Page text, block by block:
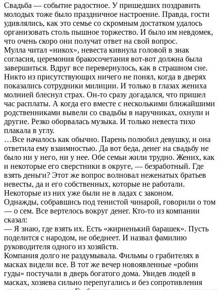
Свадьба — событие радостное. У пришедших поздравить
молодых тоже было праздничное настроение. Правда, гости
удивлялись, как это семье со скромным достатком удалось
организовать столь пышное торжество. И было им невдомек,
что очень скоро они получат ответ на свой вопрос.
Мулла читал «никох», невеста кивнула головой в знак
согласия, церемония бракосочетания вот-вот должна была
завершиться. Вдруг все перевернулось, как в страшном сне.
Никто из присутствующих ничего не понял, когда в дверях
показались сотрудники милиции. И только в глазах жениха
молнией блеснул страх. Он-то сразу догадался, что пришел
час расплаты. А когда его вместе с несколькими ближайшими
родственниками вывели со свадьбы в наручниках, охнули и
другие. Резко оборвалась музыка. И только невеста тихо
плакала в углу.
…Все началось как обычно. Парень полюбил девушку, и она
ответила ему взаимностью. Да вот беда, денег на свадьбу не
было ни у него, ни у нее. Обе семьи жили трудно. Жених, как
и некоторые его сверстники в округе, — безработный. Где
взять деньги? Этот же вопрос волновал неженатых братьев
невесты, да и его собственных, которые не работали.
Некоторые из них уже были не в ладах с законом.
Однажды, собравшись под тенистой чинарой, говорили о том
— о сем. Все вертелось вокруг денег. Кто-то из компании
сказал:
— Я знаю, где взять их. Есть «жирненький барашек». Пусть
поделится с народом, не обеднеет. И назвал фамилию
руководителя одного из хозяйств.
Компания долго не раздумывала. Фильмы о грабителях в
масках видели все. В тот же вечер новоявленные «робин
гуды» постучали в дверь богатого дома. Увидев людей в
масках, хозяева сильно перепугались и без сопротивления